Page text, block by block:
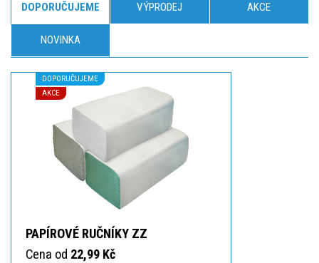
DOPORUČUJEME VÝPRODEJ AKCE
NOVINKA
DOPORUČUJEME
AKCE
PAPÍROVÉ RUČNÍKY ZZ
Cena od 22,99 Kč